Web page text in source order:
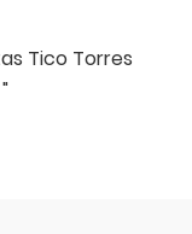
Tico Torres